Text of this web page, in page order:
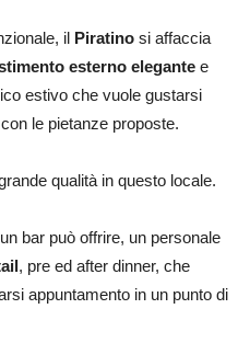
il Piratino si affaccia
esterno elegante e
estivo che vuole gustarsi
le pietanze proposte.
qualità in questo locale.
bar può offrire, un personale
, pre ed after dinner, che
appuntamento in un punto di